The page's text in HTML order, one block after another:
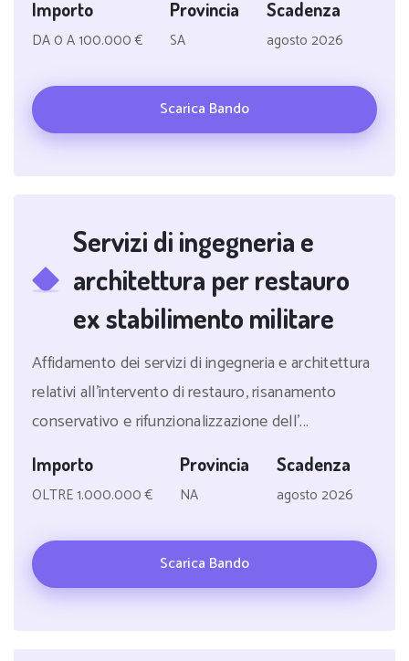
Importo
DA 0 A 100.000 €
Provincia
SA
Scadenza
agosto 2026
Scarica Bando
Servizi di ingegneria e
architettura per restauro
ex stabilimento militare
Affidamento dei servizi di ingegneria e architettura
relativi all'intervento di restauro, risanamento
conservativo e rifunzionalizzazione dell'...
Importo
OLTRE 1.000.000 €
Provincia
NA
Scadenza
agosto 2026
Scarica Bando